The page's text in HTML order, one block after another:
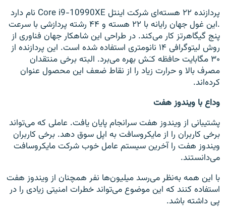
پردازنده‌ ۲۲ هسته‌ای شرکت اینتل Core i9-10990XE نام دارد
.این غول جهان رایانه با ۲۲ هسته و ۴۴ رشته پردازشی با سرعت
پنج گیگاهرتز کار می‌کند. در طراحی این شاهکار جهان فناوری از
روش لیتوگرافی ۱۴ نانومتری استفاده شده است. این پردازنده از
۳۰ مگابایت حافظه‌ ‌کـَش بهره می‌برد. البته برخی منتقدان
مصرف بالا و حرارت زیاد را از نقاط ضعف این محصول عنوان
کرده‌اند.
وداع با ویندوز هفت
پشتیبانی از ویندوز هفت سرانجام پایان یافت. عاملی که می‌تواند
برخی کاربران را از مایکروسافت به اپل سوق دهد. برخی کاربران
ویندوز هفت را آخرین سیستم عامل خوب شرکت مایکروسافت
می‌دانستند.
با این همه به‌نظر می‌رسد میلیون‌ها نفر همچنان از ویندوز هفت
استفاده کنند که این موضوع می‌تواند خطرات امنیتی زیادی را در
پی داشته باشد.